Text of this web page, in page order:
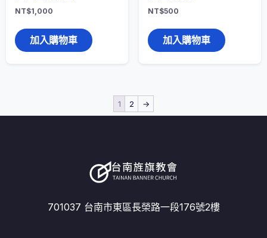
NT$1,000
加入購物車
NT$500
加入購物車
1 2 →
701037 台南市東區長榮路一段176號2樓